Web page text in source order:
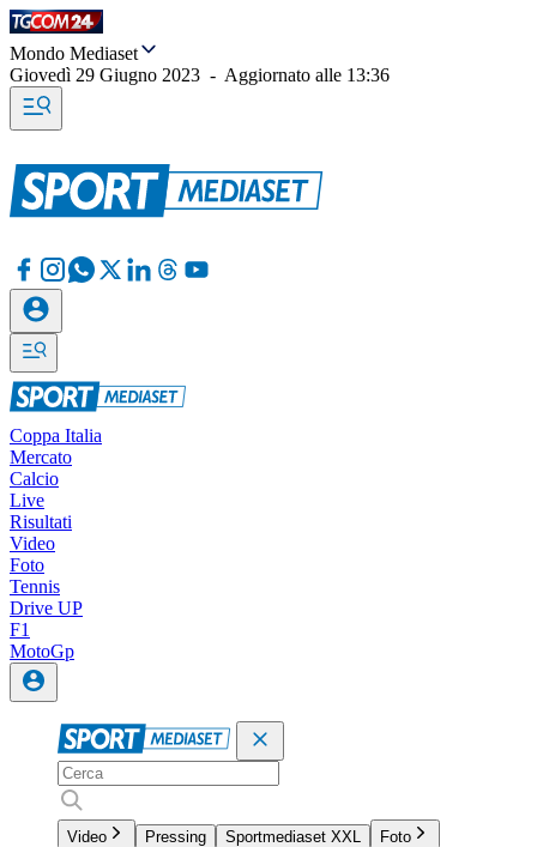
Mondo Mediaset
Giovedì 29 Giugno 2023 - Aggiornato alle 13:36
Coppa Italia
Mercato
Calcio
Live
Risultati
Video
Foto
Tennis
Drive UP
F1
MotoGp
Video Pressing Sportmediaset XXL
Foto